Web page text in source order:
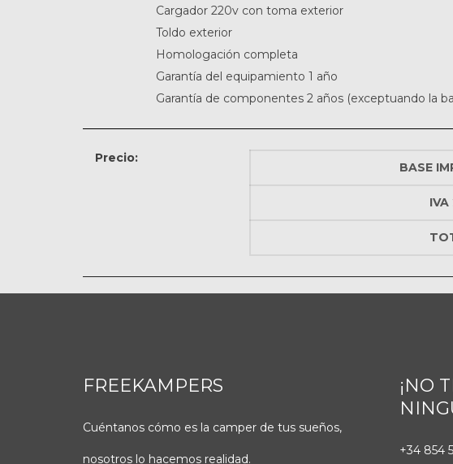
Cargador 220v con toma exterior
Toldo exterior
Homologación completa
Garantía del equipamiento 1 año
Garantía de componentes 2 años (exceptuando la
Precio:
BASE
IVA
FREEKAMPERS
Cuéntanos cómo es la camper de tus sueños,
nosotros lo hacemos realidad.
¡NO
+34 854